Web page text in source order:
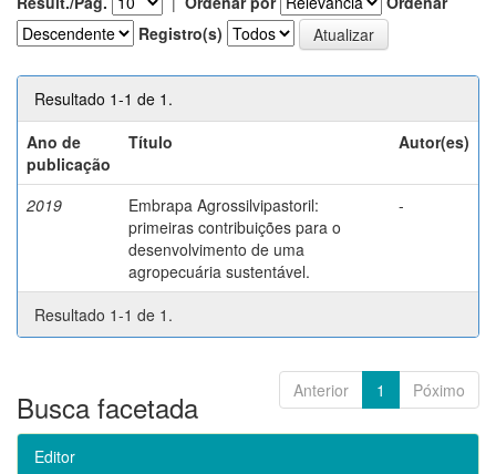
Registro(s)
Resultado 1-1 de 1.
Ano de
publicação
Título Autor(es)
2019
Embrapa Agrossilvipastoril:
primeiras contribuições para o
desenvolvimento de uma
agropecuária sustentável.
-
Resultado 1-1 de 1.
Anterior 1 Póximo
Busca facetada
Editor